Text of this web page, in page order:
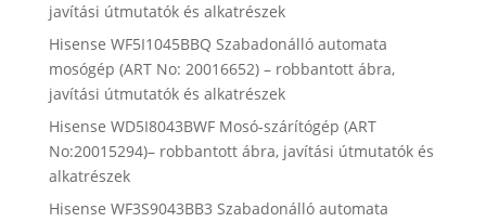
javítási útmutatók és alkatrészek
Hisense WF5I1045BBQ Szabadonálló automata
mosógép (ART No: 20016652) – robbantott ábra,
javítási útmutatók és alkatrészek
Hisense WD5I8043BWF Mosó-szárítógép (ART
No:20015294)– robbantott ábra, javítási útmutatók és
alkatrészek
Hisense WF3S9043BB3 Szabadonálló automata